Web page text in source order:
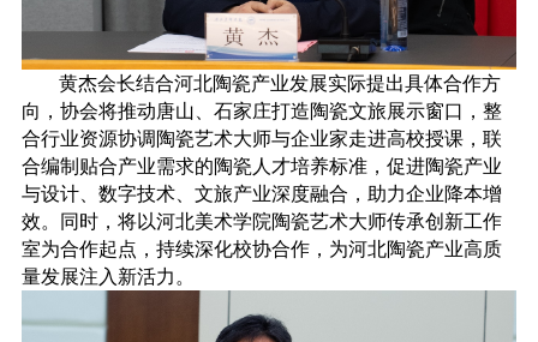
黄杰会长结合河北陶瓷产业发展实际提出具体合作方
向，协会将推动唐山、石家庄打造陶瓷文旅展示窗口，整
合行业资源协调陶瓷艺术大师与企业家走进高校授课，联
合编制贴合产业需求的陶瓷人才培养标准，促进陶瓷产业
与设计、数字技术、文旅产业深度融合，助力企业降本增
效。同时，将以河北美术学院陶瓷艺术大师传承创新工作
室为合作起点，持续深化校协合作，为河北陶瓷产业高质
量发展注入新活力。